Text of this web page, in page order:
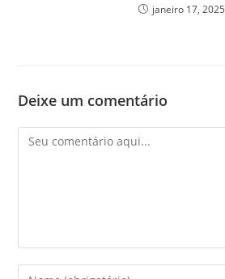
janeiro 17, 2025
Deixe um comentário